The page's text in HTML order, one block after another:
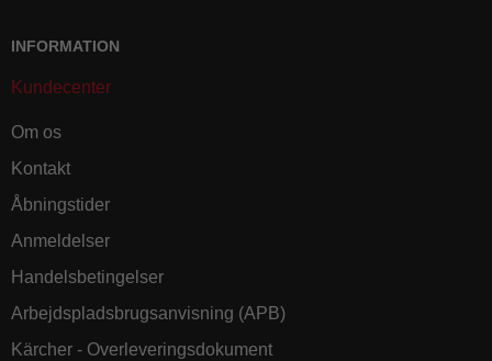
INFORMATION
Kundecenter
Om os
Kontakt
Åbningstider
Anmeldelser
Handelsbetingelser
Arbejdspladsbrugsanvisning (APB)
Kärcher - Overleveringsdokument